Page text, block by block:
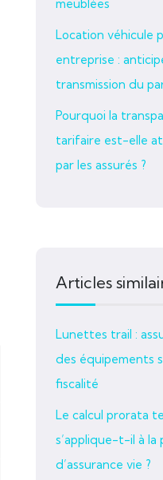
meublées
Location véhicule
entreprise :
transmission du
Pourquoi la
tarifaire est-elle
par les assurés ?
Articles
Lunettes trail :
des équipements
fiscalité
Le calcul prorata
s’applique-t-il à la
d’assurance vie ?